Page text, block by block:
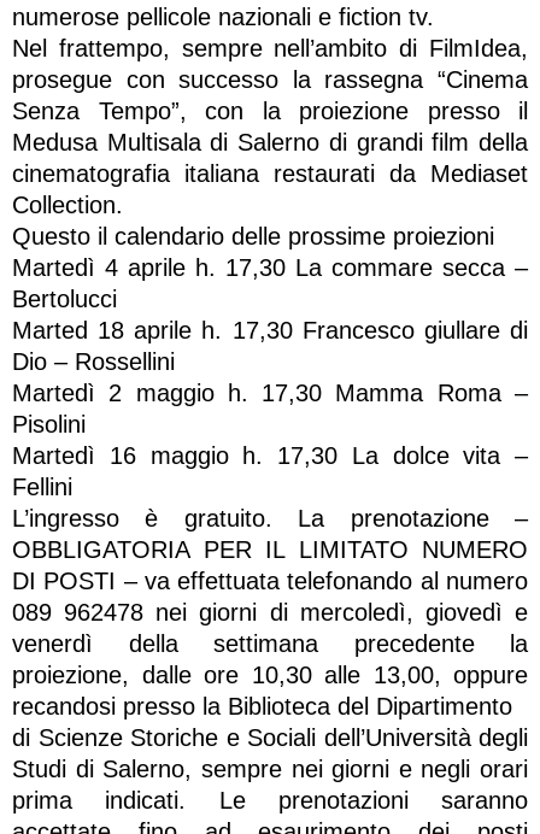
numerose pellicole nazionali e fiction tv.
Nel frattempo, sempre nell’ambito di FilmIdea,
prosegue con successo la rassegna “Cinema
Senza Tempo”, con la proiezione presso il
Medusa Multisala di Salerno di grandi film della
cinematografia italiana restaurati da Mediaset
Collection.
Questo il calendario delle prossime proiezioni
Martedì 4 aprile h. 17,30 La commare secca –
Bertolucci
Marted 18 aprile h. 17,30 Francesco giullare di
Dio – Rossellini
Martedì 2 maggio h. 17,30 Mamma Roma –
Pisolini
Martedì 16 maggio h. 17,30 La dolce vita –
Fellini
L’ingresso è gratuito. La prenotazione –
OBBLIGATORIA PER IL LIMITATO NUMERO
DI POSTI – va effettuata telefonando al numero
089 962478 nei giorni di mercoledì, giovedì e
venerdì della settimana precedente la
proiezione, dalle ore 10,30 alle 13,00, oppure
recandosi presso la Biblioteca del Dipartimento
di Scienze Storiche e Sociali dell’Università degli
Studi di Salerno, sempre nei giorni e negli orari
prima indicati. Le prenotazioni saranno